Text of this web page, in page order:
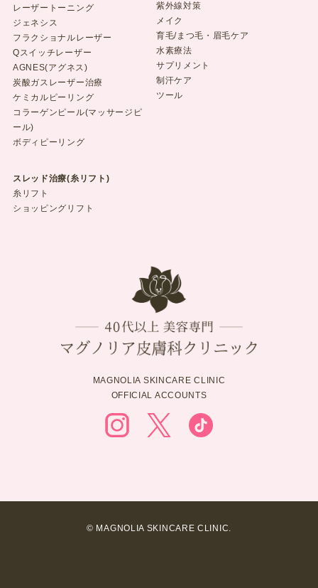
レーザートーニング
ジェネシス
フラクショナルレーザー
Qスイッチレーザー
AGNES(アグネス)
炭酸ガスレーザー治療
ケミカルピーリング
コラーゲンピール(マッサージピ
ール)
ボディピーリング
スレッド治療(糸リフト)
糸リフト
ショッピングリフト
紫外線対策
メイク
育毛/まつ毛・眉毛ケア
水素療法
サプリメント
制汗ケア
ツール
MAGNOLIA SKINCARE CLINIC
OFFICIAL ACCOUNTS
© MAGNOLIA SKINCARE CLINIC.